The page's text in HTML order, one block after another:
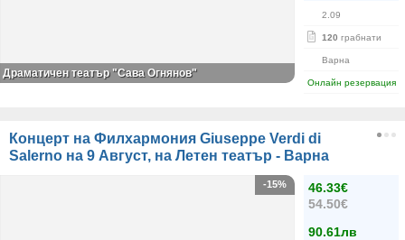
2.09
120 грабнати
Варна
Онлайн резервация
Драматичен театър "Сава Огнянов"
Концерт на Филхармония Giuseppe Verdi di
Salerno на 9 Август, на Летен театър - Варна
46.33€
54.50€
90.61лв
-15%